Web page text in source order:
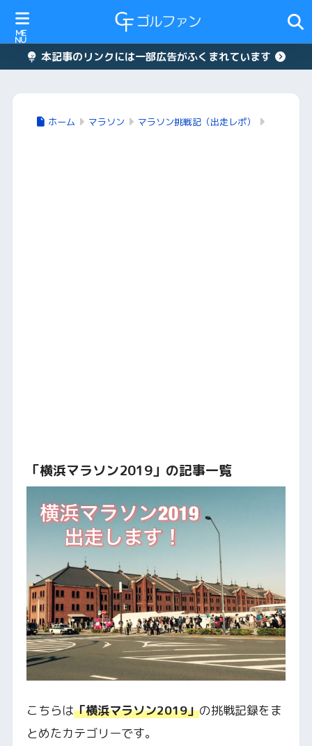
本記事のリンクには一部広告がふくまれています
ホーム マラソン マラソン挑戦記（出走レポ）
「横浜マラソン2019」の記事一覧
こちらは「横浜マラソン2019」の挑戦記録をま
とめたカテゴリーです。